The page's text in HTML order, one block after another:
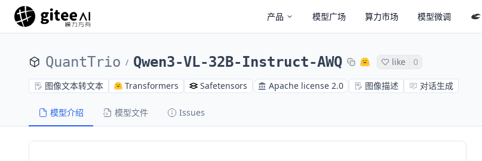
产品 模型广场 算力市场 模型微调
QuantTrio / Qwen3-VL-32B-Instruct-AWQ like 0
图像文本转文本 Transformers Safetensors Apache license 2.0 图像描述 对话生成
模型介绍 模型文件 Issues